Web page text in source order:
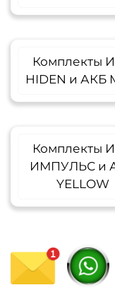
Комплекты
HIDEN и АКБ
Комплекты
ИМПУЛЬС и
YELLOW